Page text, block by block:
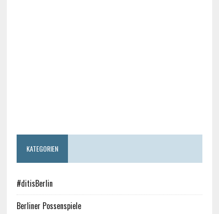
KATEGORIEN
#ditisBerlin
Berliner Possenspiele